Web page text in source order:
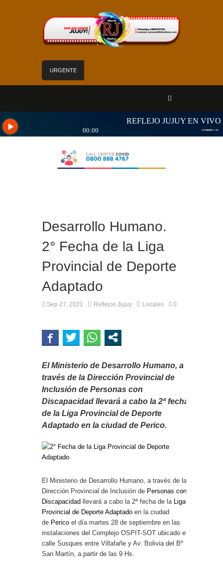
URGENTE
están en plena ejecución
con discapacidad
Desarrollo Humano.
2° Fecha de la Liga
Provincial de Deporte
Adaptado
Sep 27, 2021 Reflejos Jujuy Locales 0
El Ministerio de Desarrollo Humano, a
través de la Dirección Provincial de
Inclusión de Personas con
Discapacidad llevará a cabo la 2ª fecha
de la Liga Provincial de Deporte
Adaptado en la ciudad de Perico.
El Ministerio de Desarrollo Humano, a través de la
Dirección Provincial de Inclusión de Personas con
Discapacidad llevará a cabo la 2ª fecha de la
Liga
Provincial de Deporte Adaptado en la ciudad
de Perico el día martes 28 de septiembre en las
instalaciones del Complejo OSPIT-SOT ubicado en
calle Susques entre Villafañe y Av. Bolivia del Bº
San Martín, a partir de las 9 Hs.